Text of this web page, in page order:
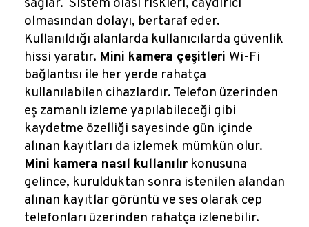
sağlar. Sistem olası riskleri, caydırıcı
olmasından dolayı, bertaraf eder.
Kullanıldığı alanlarda kullanıcılarda güvenlik
hissi yaratır. Mini kamera çeşitleri Wi-Fi
bağlantısı ile her yerde rahatça
kullanılabilen cihazlardır. Telefon üzerinden
eş zamanlı izleme yapılabileceği gibi
kaydetme özelliği sayesinde gün içinde
alınan kayıtları da izlemek mümkün olur.
Mini kamera nasıl kullanılır konusuna
gelince, kurulduktan sonra istenilen alandan
alınan kayıtlar görüntü ve ses olarak cep
telefonları üzerinden rahatça izlenebilir.